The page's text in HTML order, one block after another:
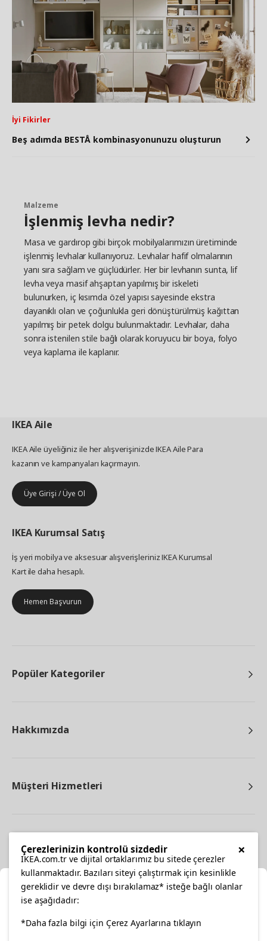
İyi Fikirler
Beş adımda BESTÅ kombinasyonunuzu oluşturun
Malzeme
İşlenmiş levha nedir?
Masa ve gardırop gibi birçok mobilyalarımızın üretiminde
işlenmiş levhalar kullanıyoruz. Levhalar hafif olmalarının
yanı sıra sağlam ve güçlüdürler. Her bir levhanın sunta, lif
levha veya masif ahşaptan yapılmış bir iskeleti
bulunurken, iç kısımda özel yapısı sayesinde ekstra
dayanıklı olan ve çoğunlukla geri dönüştürülmüş kağıttan
yapılmış bir petek dolgu bulunmaktadır. Levhalar, daha
sonra istenilen stile bağlı olarak koruyucu bir boya, folyo
veya kaplama ile kaplanır.
IKEAAile
IKEA Aile üyeliğiniz ile her alışverişinizde IKEA Aile Para
kazanın ve kampanyaları kaçırmayın.
Üye Girişi / Üye Ol
IKEA Kurumsal Satış
İş yeri mobilya ve aksesuar alışverişleriniz IKEA Kurumsal
Kart ile daha hesaplı.
Hemen Başvurun
Popüler Kategoriler
Hakkımızda
Müşteri Hizmetleri
facebooktwitterinstagrampinterestyoutube
Konumunuzu Seçin
×
Çerezlerinizin kontrolü sizdedir
IKEA.com.tr ve dijital ortaklarımız bu sitede çerezler
kullanmaktadır. Bazıları siteyi çalıştırmak için kesinlikle
gereklidir ve devre dışı bırakılamaz* isteğe bağlı olanlar
ise aşağıdadır:
*Daha fazla bilgi için Çerez Ayarlarına tıklayın